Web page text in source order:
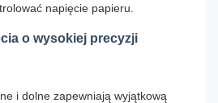
napięcie papieru.
o wysokiej precyzji
i dolne zapewniają wyjątkową